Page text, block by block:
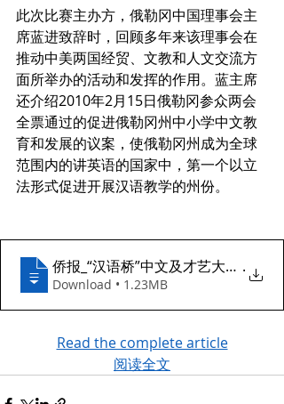
此次比赛主办方，俄勒冈中国理事会主
席蓝进致辞时，回顾多年来该理事会在
推动中美两国经贸、文教和人文交流方
面所举办的活动和发挥的作用。蓝主席
还介绍2010年2月15日俄勒冈参众两会
全票通过的促进俄勒冈州中小学中文教
育和发展的议案，使俄勒冈州成为全球
范围内的讲英语的国家中，第一个以立
法形式促进开展汉语教学的州份。
侨报_“汉语桥”中文及才艺大赛俄勒冈
.
Download • 1.23MB
Read the complete article
阅读全文